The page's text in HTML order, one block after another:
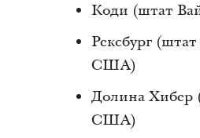
Коди (штат
Рексбург
США)
Долина Хибер
США)